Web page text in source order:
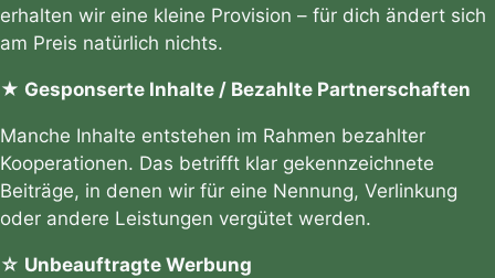
erhalten wir eine kleine Provision – für dich ändert sich
am Preis natürlich nichts.
★ Gesponserte Inhalte / Bezahlte Partnerschaften
Manche Inhalte entstehen im Rahmen bezahlter
Kooperationen. Das betrifft klar gekennzeichnete
Beiträge, in denen wir für eine Nennung, Verlinkung
oder andere Leistungen vergütet werden.
☆ Unbeauftragte Werbung